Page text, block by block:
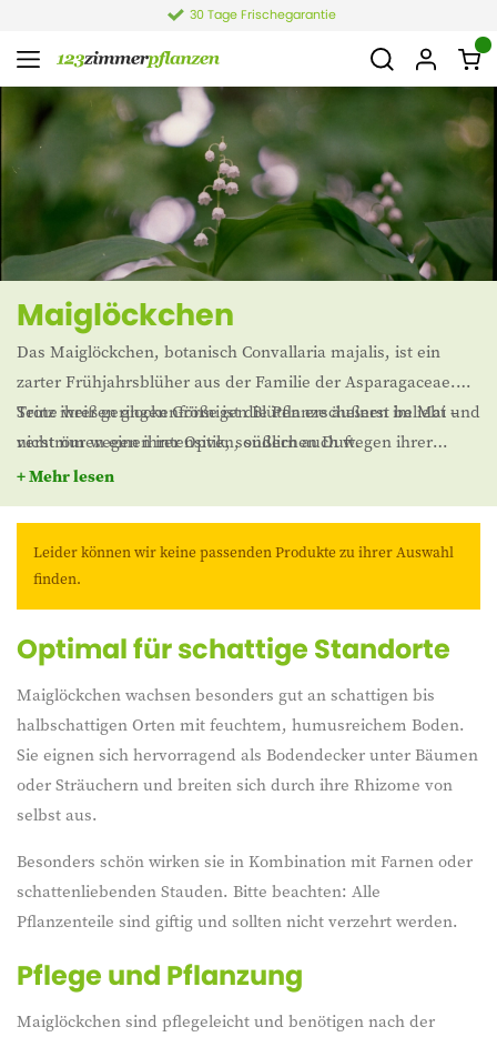
30 Tage Frischegarantie
Maiglöckchen
Das Maiglöckchen, botanisch Convallaria majalis, ist ein
zarter Frühjahrsblüher aus der Familie der Asparagaceae.
Seine weißen glockenförmigen Blüten erscheinen im Mai und
verströmen einen intensiven, süßlichen Duft.
Trotz ihrer geringen Größe ist die Pflanze äußerst beliebt –
nicht nur wegen ihrer Optik, sondern auch wegen ihrer
Symbolkraft: Sie steht für Glück, Reinheit und Wiederkehr.
+ Mehr lesen
Leider können wir keine passenden Produkte zu ihrer Auswahl
finden.
Optimal für schattige Standorte
Maiglöckchen wachsen besonders gut an schattigen bis
halbschattigen Orten mit feuchtem, humusreichem Boden.
Sie eignen sich hervorragend als Bodendecker unter Bäumen
oder Sträuchern und breiten sich durch ihre Rhizome von
selbst aus.
Besonders schön wirken sie in Kombination mit Farnen oder
schattenliebenden Stauden. Bitte beachten: Alle
Pflanzenteile sind giftig und sollten nicht verzehrt werden.
Pflege und Pflanzung
Maiglöckchen sind pflegeleicht und benötigen nach der